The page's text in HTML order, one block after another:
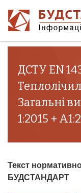
ДСТУ EN
Загальні
1:2015 +
Текст
БУДСТАНДАРТ